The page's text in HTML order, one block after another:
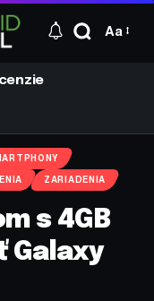
Aa
ZARIADENIA
s 4GB
Galaxy